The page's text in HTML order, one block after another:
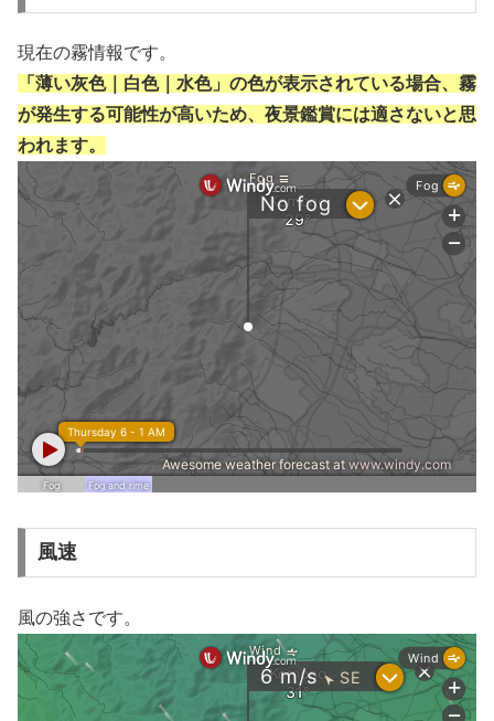
現在の霧情報です。
「薄い灰色｜白色｜水色」の色が表示されている場合、霧
が発生する可能性が高いため、夜景鑑賞には適さないと思
われます。
風速
風の強さです。